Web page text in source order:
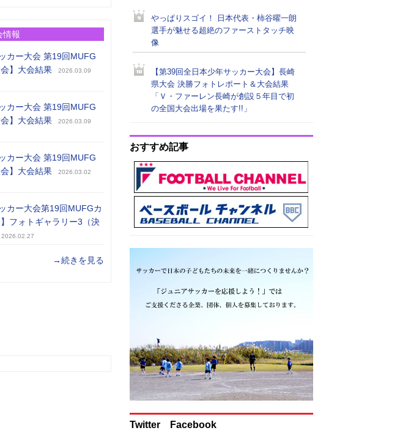
情報
カー大会 第19回MUFG
】大会結果
2026.03.09
カー大会 第19回MUFG
】大会結果
2026.03.09
カー大会 第19回MUFG
】大会結果
2026.03.02
カー大会第19回MUFGカ
フォトギャラリー3（決
2026.02.27
→続きを見る
やっぱりスゴイ！ 日本代表・柿谷曜一朗
選手が魅せる超絶のファーストタッチ映
像
【第39回全日本少年サッカー大会】長崎
県大会 決勝フォトレポート＆大会結果
「Ｖ・ファーレン長崎が創設５年目で初
の全国大会出場を果たす!!」
おすすめ記事
Twitter Facebook